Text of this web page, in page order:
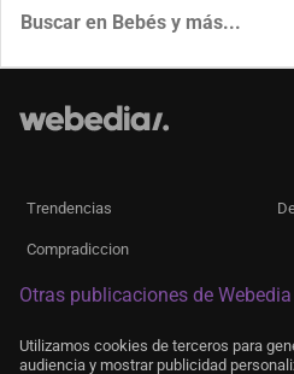
Trendencias
Compradiccion
Otras publicaciones de Webedia
Utilizamos cookies de terceros para
audiencia y mostrar publicidad